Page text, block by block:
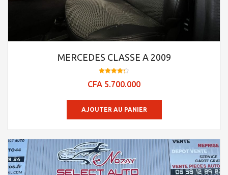
MERCEDES CLASSE A 2009
4.25
CFA 5.700.000
AJOUTER AU PANIER